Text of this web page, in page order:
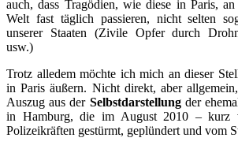
auch, dass Tragödien, wie diese in Paris,
Welt fast täglich passieren, nicht selten
unserer Staaten (Zivile Opfer durch
usw.)
Trotz alledem möchte ich mich an dieser
in Paris äußern. Nicht direkt, aber
Auszug aus der Selbstdarstellungder
in Hamburg, die im August 2010 – kurz
Polizeikräften gestürmt, geplündert und vom